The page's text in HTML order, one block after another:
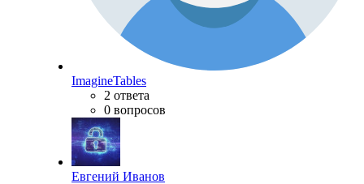
ImagineTables
2 ответа
0 вопросов
Евгений Иванов